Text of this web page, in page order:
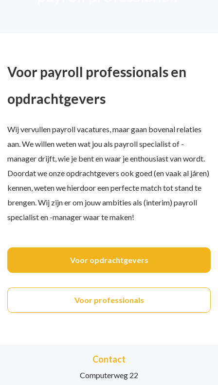
Voor payroll professionals en
opdrachtgevers
Wij vervullen payroll vacatures, maar gaan bovenal relaties
aan. We willen weten wat jou als payroll specialist of -
manager drijft, wie je bent en waar je enthousiast van wordt.
Doordat we onze opdrachtgevers ook goed (en vaak al járen)
kennen, weten we hierdoor een perfecte match tot stand te
brengen. Wij zijn er om jouw ambities als (interim) payroll
specialist en -manager waar te maken!
Voor opdrachtgevers
Voor professionals
Contact
Computerweg 22